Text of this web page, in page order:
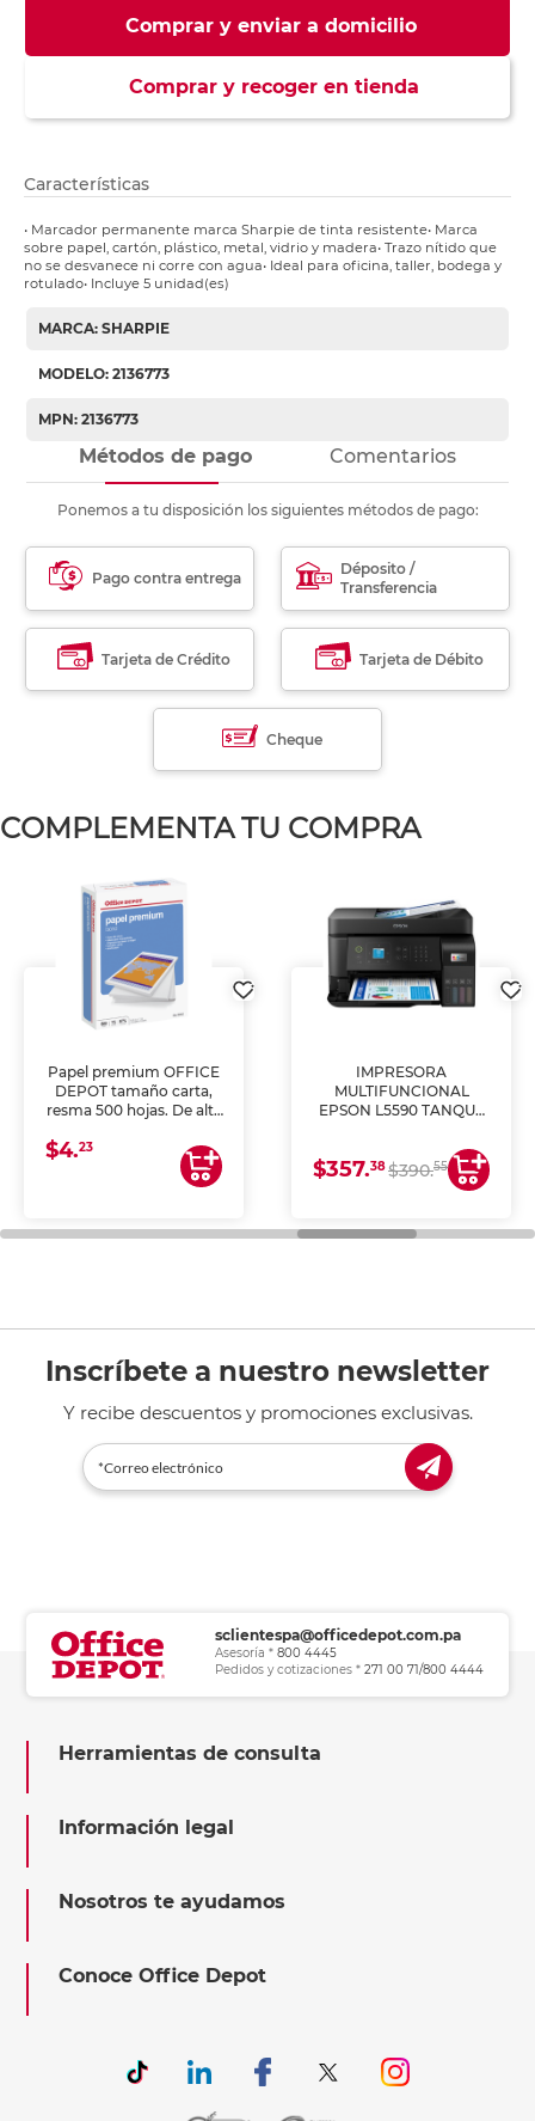
Comprar y enviar a domicilio
Comprar y recoger en tienda
Características
• Marcador permanente marca Sharpie de tinta resistente• Marca
sobre papel, cartón, plástico, metal, vidrio y madera• Trazo nítido que
no se desvanece ni corre con agua• Ideal para oficina, taller, bodega y
rotulado• Incluye 5 unidad(es)
MARCA: SHARPIE
MODELO: 2136773
MPN: 2136773
Métodos de pago Comentarios
Ponemos a tu disposición los siguientes métodos de pago:
Pago contra entrega
Déposito /
Transferencia
Tarjeta de Crédito Tarjeta de Débito
Cheque
COMPLEMENTA TU COMPRA
Papel premium OFFICE
DEPOT tamaño carta,
resma 500 hojas. De alta
uniforme, ideal para
impresoras de inyección
de tinta y láser,
general de oficina.
$4.23
IMPRESORA
MULTIFUNCIONAL
EPSON L5590 TANQUE
COPIA Y ESCANEA)
$357.38$390.55
Inscríbete a nuestro newsletter
Y recibe descuentos y promociones exclusivas.
sclientespa@officedepot.com.pa
Asesoría * 800 4445
Pedidos y cotizaciones * 271 00 71/800 4444
Herramientas de consulta
Información legal
Nosotros te ayudamos
Conoce Office Depot